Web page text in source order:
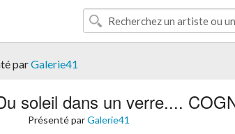
parGalerie41
soleil dans un verre....
Présenté parGalerie41